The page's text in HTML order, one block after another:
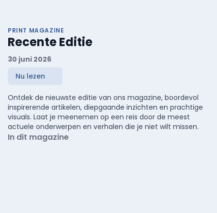
PRINT MAGAZINE
Recente Editie
30 juni 2026
Nu lezen
Ontdek de nieuwste editie van ons magazine, boordevol
inspirerende artikelen, diepgaande inzichten en prachtige
visuals. Laat je meenemen op een reis door de meest
actuele onderwerpen en verhalen die je niet wilt missen.
In dit magazine